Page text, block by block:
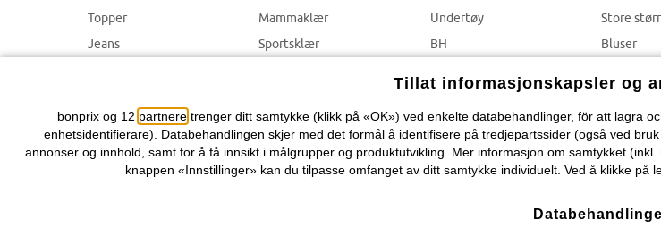
Topper
Jeans
Mammaklær
Sportsklær
Undertøy
BH
Store
Bluser
Tillat informasjonskapsler og
bonprix og 12 partneretrenger ditt samtykke (klikk på «OK») ved enkelte databehandlinger, för att lagra
enhetsidentifierare). Databehandlingen skjer med det formål å identifisere på tredjepartssider (også ved
annonser og innhold, samt for å få innsikt i målgrupper og produktutvikling. Mer informasjon om samtykket
knappen «Innstillinger» kan du tilpasse omfanget av ditt samtykke individuelt. Ved å klikke på